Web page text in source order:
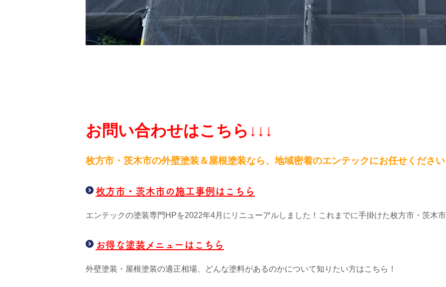
お問い合わせはこちら↓↓↓
枚方市・茨木市の外壁塗装＆屋根塗装なら、地域密着のエンテックにお任せくださ
枚方市・茨木市の施工事例はこちら
エンテックの塗装専門HPを2022年4月にリニューアルしました！これまでに手掛けた枚方市・茨木
お得な塗装メニューはこちら
外壁塗装・屋根塗装の適正相場、どんな塗料があるのかについて知りたい方はこちら！